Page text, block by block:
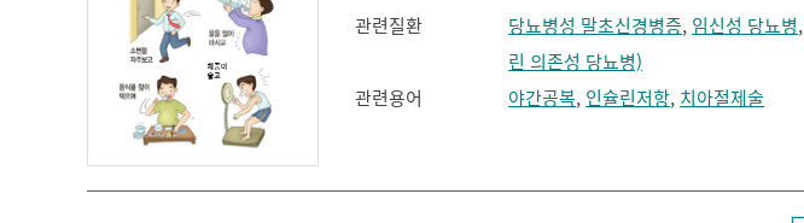
관련질환 당뇨병성 말초신경병증, 임신성 당뇨병,
린 의존성 당뇨병)
관련용어
야간공복, 인슐린저항, 치아절제술